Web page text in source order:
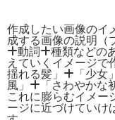
作成したい画像のイ
成する画像の説明
+動詞+種類などの
えていくイメージで
揺れる髪」+「少女
風」+「さわやかな
これに膨らむイメー
ージに近づけていけ